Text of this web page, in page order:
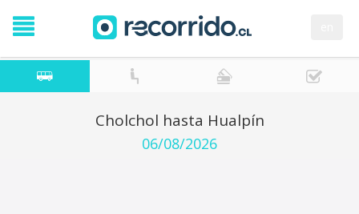
Cholchol hasta Hualpín
06/08/2026